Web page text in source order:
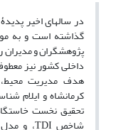
در سال‏های اخیر
گذاشته است و به
پژوهشگران و مدیران
داخلی کشور نیز
هدف مدیریت محیط،
کرمانشاه و ایلام
تحقیق نخست